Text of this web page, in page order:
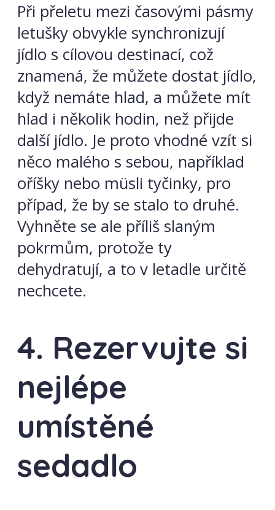
Při přeletu mezi časovými pásmy
letušky obvykle synchronizují
jídlo s cílovou destinací, což
znamená, že můžete dostat jídlo,
když nemáte hlad, a můžete mít
hlad i několik hodin, než přijde
další jídlo. Je proto vhodné vzít si
něco malého s sebou, například
oříšky nebo müsli tyčinky, pro
případ, že by se stalo to druhé.
Vyhněte se ale příliš slaným
pokrmům, protože ty
dehydratují, a to v letadle určitě
nechcete.
4. Rezervujte si
nejlépe
umístěné
sedadlo